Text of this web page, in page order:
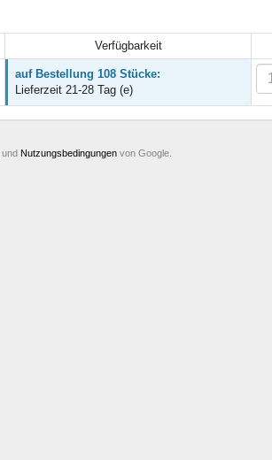
Verfügbarkeit
auf Bestellung 108 Stücke:
Lieferzeit 21-28 Tag (e)
und Nutzungsbedingungen von Google.